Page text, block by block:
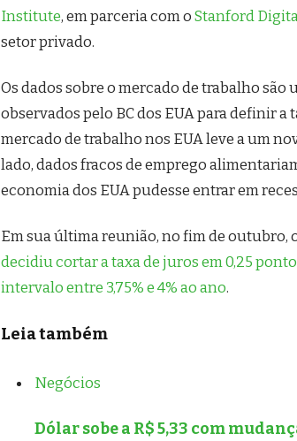
Institute, em parceria com o Stanford
setor privado.
Os dados sobre o mercado de trabalho
observados pelo BC dos EUA para definir
mercado de trabalho nos EUA leve a um
lado, dados fracos de emprego
economia dos EUA pudesse entrar em
Em sua última reunião, no fim de outubro,
decidiu cortar a taxa de juros em 0,25
intervalo entre 3,75% e 4% ao ano.
Leia também
Negócios
Dólar sobe a R$ 5,33 com